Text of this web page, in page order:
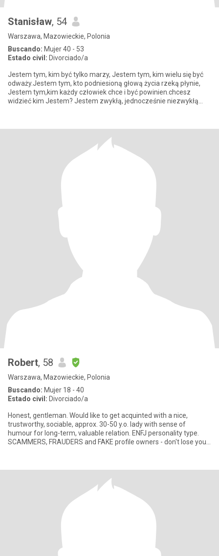
Stanisław, 54
Warszawa, Mazowieckie, Polonia
Buscando: Mujer 40 - 53
Estado civil: Divorciado/a
Jestem tym, kim być tylko marzy, Jestem tym, kim wielu się być
odważy.Jestem tym, kto podniesioną głową życia rzeką płynie,
Jestem tym,kim każdy człowiek chce i być powinien.chcesz
widzieć kim Jestem? Jestem zwykłą, jednocześnie niezwykłą
Robert, 58
Warszawa, Mazowieckie, Polonia
Buscando: Mujer 18 - 40
Estado civil: Divorciado/a
Honest, gentleman. Would like to get acquinted with a nice,
trustworthy, sociable, approx. 30-50 y.o. lady with sense of
humour for long-term, valuable relation. ENFJ personality type.
SCAMMERS, FRAUDERS and FAKE profile owners - don't lose your